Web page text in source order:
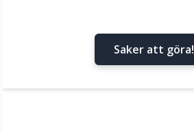
Saker att göra!